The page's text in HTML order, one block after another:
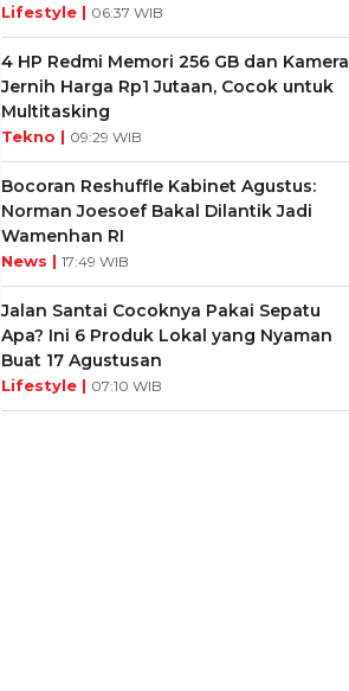
Lifestyle | 06:37 WIB
4 HP Redmi Memori 256 GB dan Kamera
Jernih Harga Rp1 Jutaan, Cocok untuk
Multitasking
Tekno | 09:29 WIB
Bocoran Reshuffle Kabinet Agustus:
Norman Joesoef Bakal Dilantik Jadi
Wamenhan RI
News | 17:49 WIB
Jalan Santai Cocoknya Pakai Sepatu
Apa? Ini 6 Produk Lokal yang Nyaman
Buat 17 Agustusan
Lifestyle | 07:10 WIB